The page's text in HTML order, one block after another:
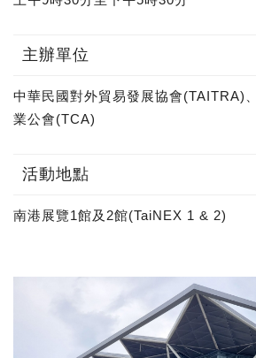
主辦單位
中華民國對外貿易發展協會(TAITRA)
業公會(TCA)
活動地點
南港展覽1館及2館(TaiNEX 1 & 2)